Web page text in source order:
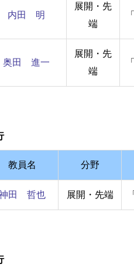
内田 明
展開・先
端
奥田 進一
展開・先
端
教員名 分野
田 哲也 展開・先端